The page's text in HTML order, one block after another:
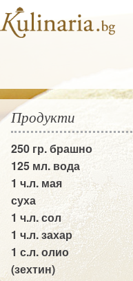
Продукти
250 гр.брашно
125 мл. вода
1 ч.л. мая
суха
1 ч.л.сол
1 ч.л.захар
1 с.л.олио
(зехтин)